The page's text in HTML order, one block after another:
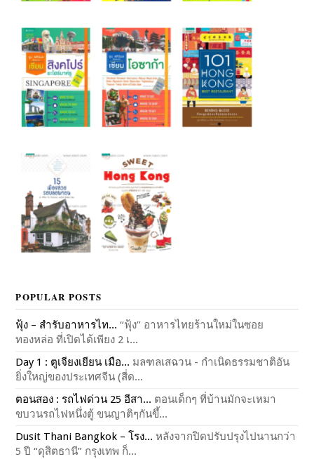
POPULAR POSTS
ฟุ้ง – สำรับอาหารไท... “ฟุ้ง” อาหารไทยร้านใหม่ในซอย
ทองหล่อ ที่เปิดได้เพียง 2 เ...
Day 1 : ตูเจียงเยียน เมือ... มลฑลเสฉวน - กำเนิดธรรมชาติอัน
ยิ่งใหญ่ของประเทศจีน (สี่ด...
ตอนสอง : รถไฟด่วน 25 อีสา... ตอนเด็กๆ ที่บ้านมักจะเหมา
ขบวนรถไฟหนึ่งตู้ ขนญาติๆกันขึ้...
Dusit Thani Bangkok – โรง... หลังจากปิดปรับปรุงไปนานกว่า
5 ปี “ดุสิตธานี” กรุงเทพ ก็...